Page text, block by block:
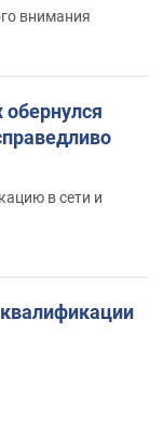
внимания
в сети и